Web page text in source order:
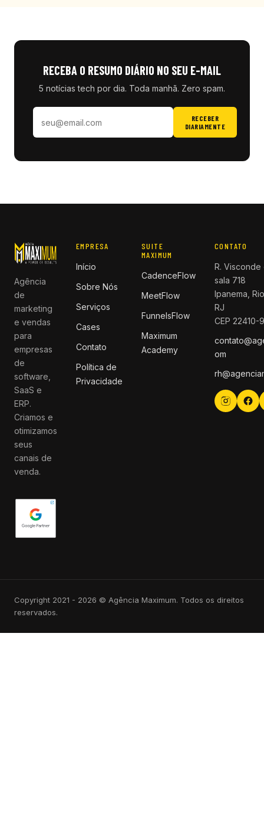
RECEBA O RESUMO DIÁRIO NO SEU E-MAIL
5 notícias tech por dia. Toda manhã. Zero spam.
RECEBER
DIARIAMENTE
Agência
de
marketing
e vendas
para
empresas
de
software,
SaaS e
ERP.
Criamos e
otimizamos
seus
canais de
venda.
EMPRESA
Início
Sobre Nós
Serviços
Cases
Contato
Política de
Privacidade
SUITE
MAXIMUM
CadenceFlow
MeetFlow
FunnelsFlow
Maximum
Academy
CONTATO
R.
sala 718
Ipanema,
RJ
CEP 22410-
om
Copyright 2021 - 2026 © Agência Maximum. Todos os direitos
reservados.